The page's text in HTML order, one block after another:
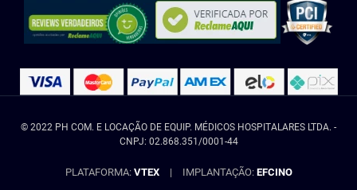
© 2022 PH COM. E LOCAÇÃO DE EQUIP. MÉDICOS HOSPITALARES LTDA. -
CNPJ: 02.868.351/0001-44
PLATAFORMA: VTEX | IMPLANTAÇÃO: EFCINO